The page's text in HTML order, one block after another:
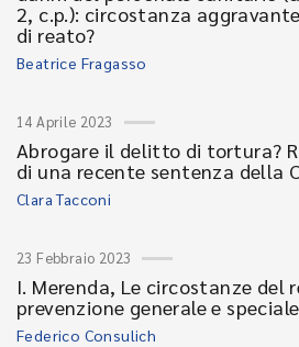
2, c.p.): circostanza
di reato?
Beatrice Fragasso
14 Aprile 2023
Abrogare il delitto di tortura?
di una recente sentenza della
Clara Tacconi
23 Febbraio 2023
I. Merenda, Le circostanze del
prevenzione generale e
Federico Consulich